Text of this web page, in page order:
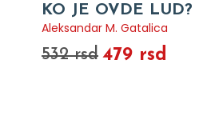
KO JE OVDE LUD?
Aleksandar M. Gatalica
532 rsd 479 rsd